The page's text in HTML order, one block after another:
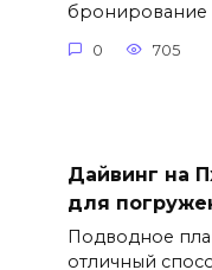
бронирование
0 705
Дайвинг на
для
Подводное
отличный